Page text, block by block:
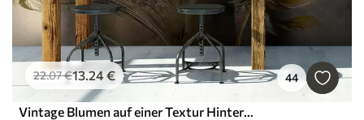
22.07€13.24€ 44
Vintage Blumen auf einer Textur Hintergrund